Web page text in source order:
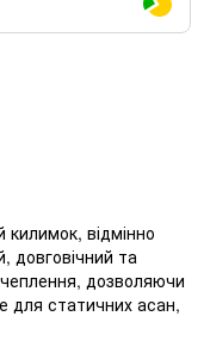
відмінно
довговічний та
дозволяючи
для статичних асан,